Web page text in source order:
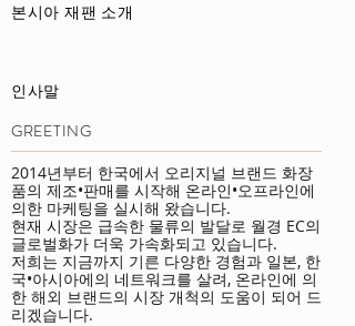
본시아 재팬 소개
인사말
GREETING​
2014년부터 한국에서 오리지널 브랜드 화장
품의 제조•판매를 시작해 온라인•오프라인에
의한 마케팅을 실시해 왔습니다.
현재 시장은 급속한 물류의 발달로 월경 EC의
글로벌화가 더욱 가속화되고 있습니다.
저희는 지금까지 기른 다양한 경험과 일본, 한
국•아시아에의 네트워크를 살려, 온라인에 의
한 해외 브랜드의 시장 개척의 도움이 되어 드
리겠습니다.